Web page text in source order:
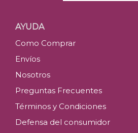
AYUDA
Como Comprar
Envíos
Nosotros
Preguntas Frecuentes
Términos y Condiciones
Defensa del consumidor